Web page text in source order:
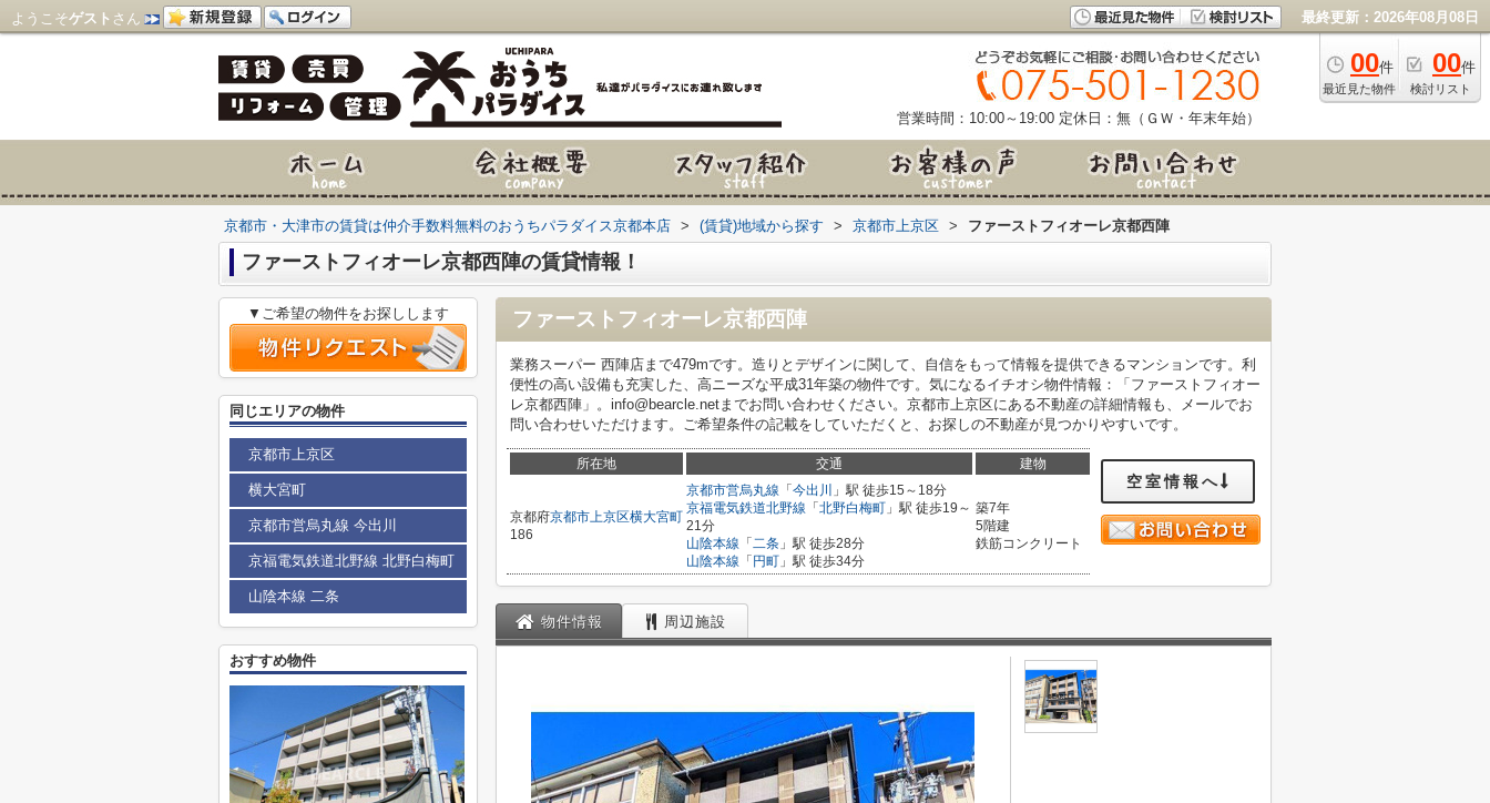
ようこそゲスト さん 最終更新：2026年08月08日
00件
最近見た物件
00件
検討リスト
営業時間：10:00～19:00 定休日：無（ＧＷ・年末年始）
京都市・大津市の賃貸は仲介手数料無料のおうちパラダイス京都本店 > (賃貸)地域から探す > 京都市上京区 > ファーストフィオーレ京都西陣
ファーストフィオーレ京都西陣の賃貸情報！
ファーストフィオーレ京都西陣
業務スーパー 西陣店まで479mです。造りとデザインに関して、自信をもって情報を提供できるマンションです。利
便性の高い設備も充実した、高ニーズな平成31年築の物件です。気になるイチオシ物件情報：「ファーストフィオー
レ京都西陣」。info@bearcle.netまでお問い合わせください。京都市上京区にある不動産の詳細情報も、メールでお
問い合わせいただけます。ご希望条件の記載をしていただくと、お探しの不動産が見つかりやすいです。
所在地 交通 建物
京都府京都市上京区横大宮町
186
京都市営烏丸線 「 今出川
」駅 徒歩15～18分
京福電気鉄道北野線 「 北野白梅町 」駅 徒歩19～
21分
山陰本線 「 二条 」駅 徒歩28分
山陰本線 「 円町 」駅 徒歩34分
築7年
5階建
鉄筋コンクリート
空室情報へ
物件情報 周辺施設
▼ご希望の物件をお探しします
同じエリアの物件
京都市上京区
横大宮町
京都市営烏丸線 今出川
京福電気鉄道北野線 北野白梅町
山陰本線 二条
おすすめ物件